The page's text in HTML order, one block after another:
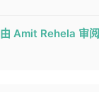
由 Amit Rehela 审阅